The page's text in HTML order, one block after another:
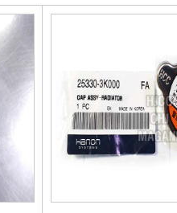
에어컨필터[GM쉐보레]
에어컨필터[쌍용]